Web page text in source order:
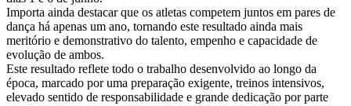
Importa ainda destacar que os atletas competem juntos em pares de
dança há apenas um ano, tornando este resultado ainda mais
meritório e demonstrativo do talento, empenho e capacidade de
evolução de ambos.
Este resultado reflete todo o trabalho desenvolvido ao longo da
época, marcado por uma preparação exigente, treinos intensivos,
elevado sentido de responsabilidade e grande dedicação por parte